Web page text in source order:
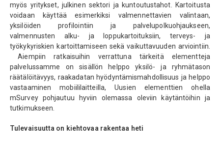
myös yritykset, julkinen sektori ja kuntoutustahot. Kartoitusta
voidaan käyttää esimerkiksi valmennettavien valintaan,
yksilöiden profilointiin ja palvelupolkuohjaukseen,
valmennusten alku- ja loppukartoituksiin, terveys- ja
työkykyriskien kartoittamiseen sekä vaikuttavuuden arviointiin.
Aiempiin ratkaisuihin verrattuna tärkeitä elementteja
palvelussamme on sisällön helppo yksilö- ja ryhmätason
räätälöitävyys, raakadatan hyödyntämismahdollisuus ja helppo
vastaaminen mobiililaitteilla, Uusien elementtien ohella
mSurvey pohjautuu hyviin olemassa oleviin käytäntöihin ja
tutkimukseen.
Tulevaisuutta on kiehtovaa rakentaa heti